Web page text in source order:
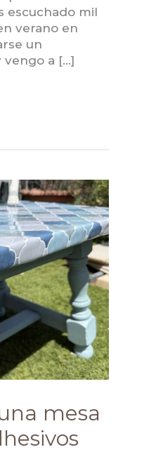
escuchado mil
verano en
un
vengo a […]
mesa